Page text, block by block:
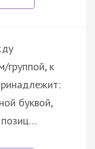
группой, к
буквой,